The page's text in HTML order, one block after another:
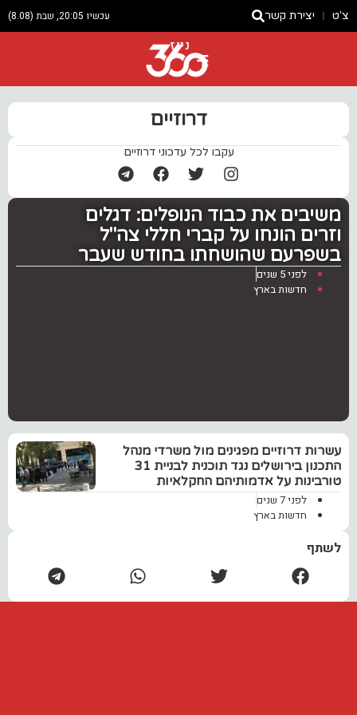
צ'ט יצירת קשר עכשיו 20:05, שבת (8.08)
ניוז
דרוזיים
עקבו לכל עדכוני דרוזיים
משיבים את כבוד הנופלים: דגלים
וזרים הונחו על קברי חללי צה"ל
בשפרעם שהושחתו בחודש שעבר
לפני 5 שנים
חדשות בארץ
עשרות דרוזיים מפגינים מול משרדי מנהל
התכנון בירושלים נגד תוכנית לבניית 31
טורבינות על אדמותיהם החקלאיות‏
לפני 7 שנים
חדשות בארץ
לשתף